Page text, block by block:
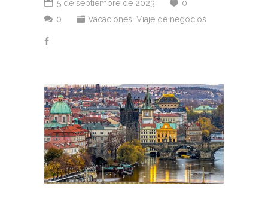
5 de septiembre de 2023
0
0
Vacaciones Viaje de negocios